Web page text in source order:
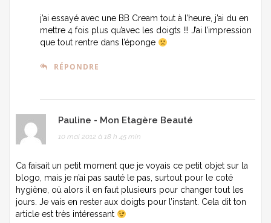
j’ai essayé avec une BB Cream tout à l’heure, j’ai du en
mettre 4 fois plus qu’avec les doigts !!! J’ai l’impression
que tout rentre dans l’éponge
RÉPONDRE
Pauline - Mon Etagère Beauté
10 mai 2012 à 18 h 45 min
Ca faisait un petit moment que je voyais ce petit objet sur la
blogo, mais je n’ai pas sauté le pas, surtout pour le coté
hygiène, où alors il en faut plusieurs pour changer tout les
jours. Je vais en rester aux doigts pour l’instant. Cela dit ton
article est très intéressant